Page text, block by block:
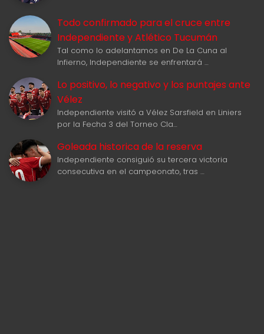
Todo confirmado para el cruce entre
Independiente y Atlético Tucumán
Tal como lo adelantamos en De La Cuna al
Infierno, Independiente se enfrentará …
Lo positivo, lo negativo y los puntajes ante
Vélez
Independiente visitó a Vélez Sarsfield en Liniers
por la Fecha 3 del Torneo Cla…
Goleada historica de la reserva
Independiente consiguió su tercera victoria
consecutiva en el campeonato, tras …